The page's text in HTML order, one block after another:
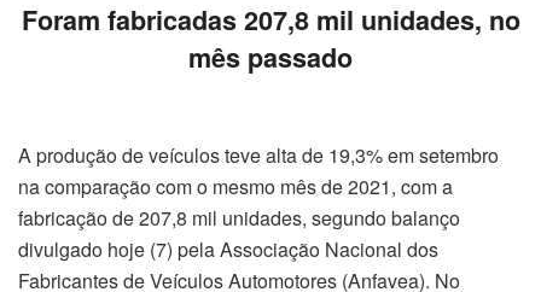
Foram fabricadas 207,8 mil unidades, no
mês passado
A produção de veículos teve alta de 19,3% em setembro
na comparação com o mesmo mês de 2021, com a
fabricação de 207,8 mil unidades, segundo balanço
divulgado hoje (7) pela Associação Nacional dos
Fabricantes de Veículos Automotores (Anfavea). No